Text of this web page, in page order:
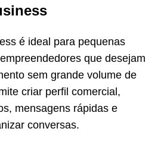
é ideal para pequenas
que desejam
sem grande volume de
criar perfil comercial,
mensagens rápidas e
conversas.